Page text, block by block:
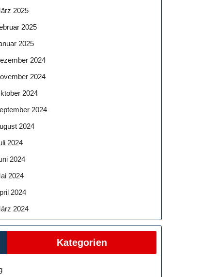
2025
2025
2025
2024
2024
2024
2024
2024
2024
2024
2024
2024
2024
Kategorien